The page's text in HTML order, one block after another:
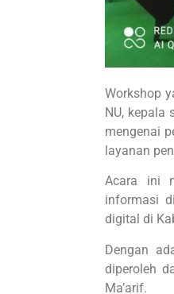
Workshop
NU, kepala
mengenai
layanan
Acara ini
informasi
digital di
Dengan
diperoleh
Ma’arif.